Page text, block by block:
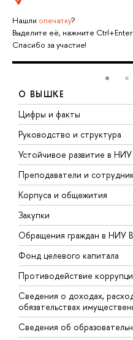
Нашли опечатку?
Выделите её, нажмите
Спасибо за участие!
О ВЫШКЕ
Цифры и факты
Руководство и структура
Устойчивое развитие в
Преподаватели и
Корпуса и общежития
Закупки
Обращения граждан в НИУ
Фонд целевого капитала
Противодействие
Сведения о доходах,
обязательствах
Сведения об